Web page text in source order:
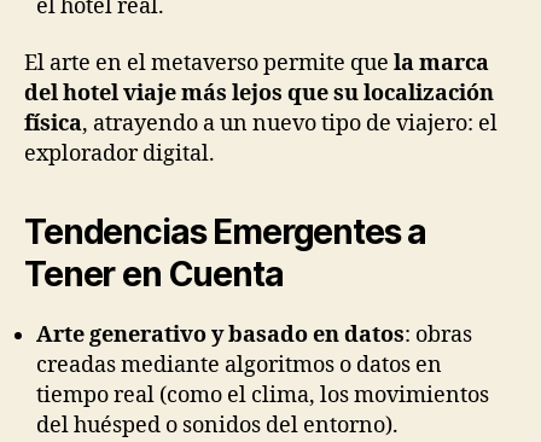
el hotel real.
El arte en el metaverso permite que la marca
del hotel viaje más lejos que su localización
física, atrayendo a un nuevo tipo de viajero: el
explorador digital.
Tendencias Emergentes a
Tener en Cuenta
Arte generativo y basado en datos: obras
creadas mediante algoritmos o datos en
tiempo real (como el clima, los movimientos
del huésped o sonidos del entorno).